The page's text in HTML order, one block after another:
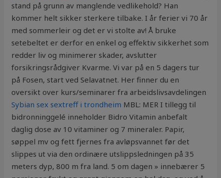
stand på grunn av manglende vedlikehold? Han
kommer helt sikker sterkere tilbake. I år ferier vi 70 år
med sommerleir og det er vi stolte av! Å bruke
setebeltet er derfor en enkel og effektiv sikkerhet som
redder liv og minimerer skader, avslutter
forsikringsrådgiver Kvarme. Vi var på en 5 dagers tur
på Fosen, start ved Selavatnet. Her finner du en
oversikt over kurs/seminarer fra arbeidslivsavdelingen
Sybian sex sextreff i trondheim MBL: MER I tillegg til
bidronninggelé inneholder Bidro Vitamin anbefalt
daglig dose av 10 vitaminer og 7 mineraler. Papir,
søppel mv og fett fjernes fra avløpsvannet før det
slippes ut via den ordinære utslippsledningen på 35
meters dyp, 800 m fra land. 5 om dagen » innebærer 5